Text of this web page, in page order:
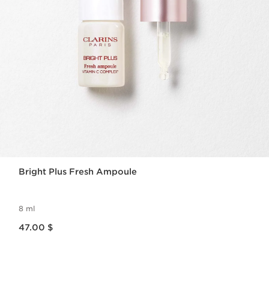
Bright Plus Fresh Ampoule
8 ml
47.00 $